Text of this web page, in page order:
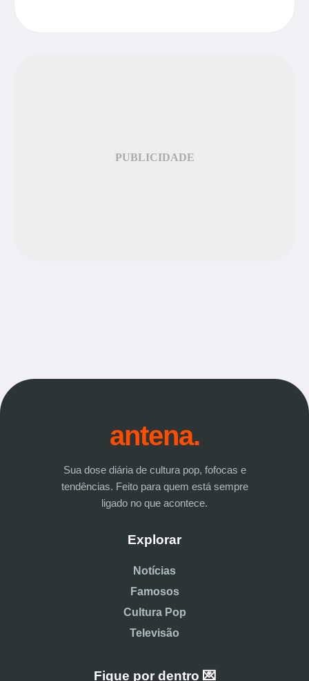
PUBLICIDADE
antena.
Sua dose diária de cultura pop, fofocas e
tendências. Feito para quem está sempre
ligado no que acontece.
Explorar
Notícias
Famosos
Cultura Pop
Televisão
Fique por dentro 💌